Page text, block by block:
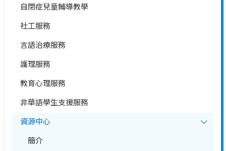
自閉症兒童輔導教學
社工服務
言語治療服務
護理服務
教育心理服務
非華語學生支援服務
資源中心
簡介